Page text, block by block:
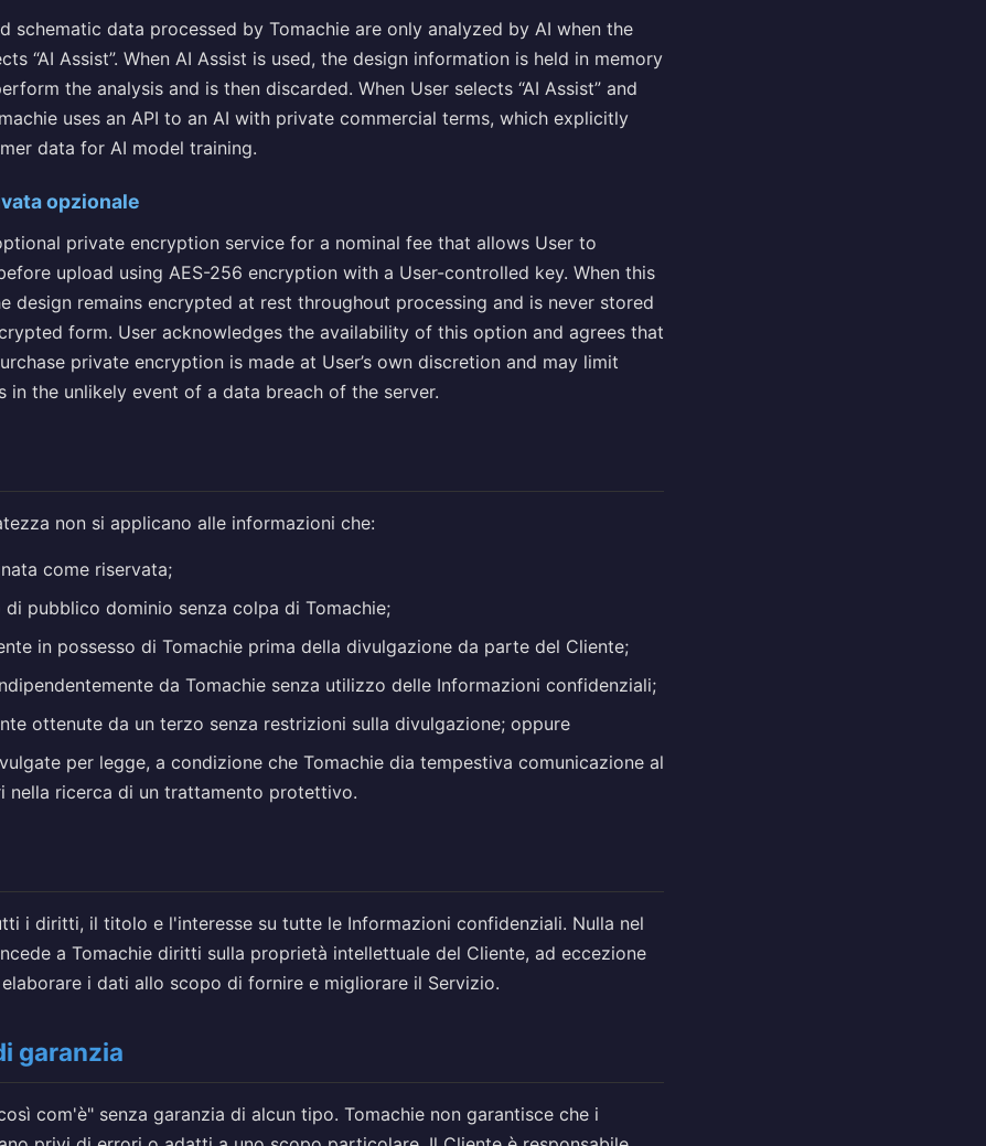
schematic data processed by Tomachie are only analyzed by AI when the
“AI Assist”. When AI Assist is used, the design information is held in memory
the analysis and is then discarded. When User selects “AI Assist” and
uses an API to an AI with private commercial terms, which explicitly
data for AI model training.
opzionale
private encryption service for a nominal fee that allows User to
upload using AES-256 encryption with a User-controlled key. When this
design remains encrypted at rest throughout processing and is never stored
form. User acknowledges the availability of this option and agrees that
private encryption is made at User’s own discretion and may limit
in the unlikely event of a data breach of the server.
non si applicano alle informazioni che:
come riservata;
di pubblico dominio senza colpa di Tomachie;
in possesso di Tomachie prima della divulgazione da parte del Cliente;
da Tomachie senza utilizzo delle Informazioni confidenziali;
ottenute da un terzo senza restrizioni sulla divulgazione; oppure
per legge, a condizione che Tomachie dia tempestiva comunicazione al
nella ricerca di un trattamento protettivo.
i diritti, il titolo e l'interesse su tutte le Informazioni confidenziali. Nulla nel
a Tomachie diritti sulla proprietà intellettuale del Cliente, ad eccezione
i dati allo scopo di fornire e migliorare il Servizio.
garanzia
com'è" senza garanzia di alcun tipo. Tomachie non garantisce che i